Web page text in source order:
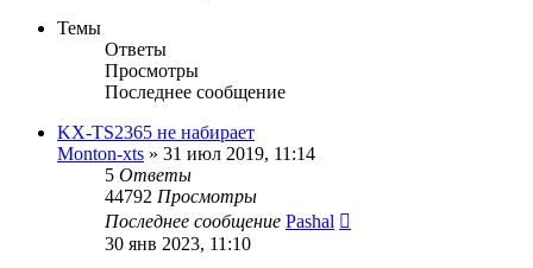
Темы
Ответы
Просмотры
Последнее сообщение
KX-TS2365 не набирает
Monton-xts » 31 июл 2019, 11:14
5 Ответы
44792 Просмотры
Последнее сообщение Pashal
30 янв 2023, 11:10